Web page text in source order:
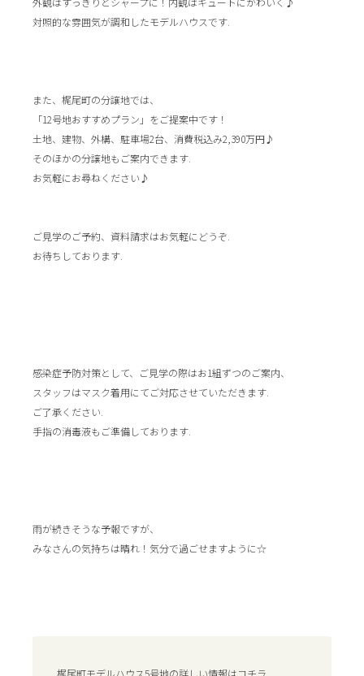
対照的な雰囲気が調和したモデルハウスです.
また、梶尾町の分譲地では、
「12号地おすすめプラン」をご提案中です！
土地、建物、外構、駐車場2台、消費税込み2,390万円♪
そのほかの分譲地もご案内できます.
お気軽にお尋ねください♪
ご見学のご予約、資料請求はお気軽にどうぞ.
お待ちしております.
感染症予防対策として、ご見学の際はお1組ずつのご案内、
スタッフはマスク着用にてご対応させていただきます.
ご了承ください.
手指の消毒液もご準備しております.
雨が続きそうな予報ですが、
みなさんの気持ちは晴れ！気分で過ごせますように☆
梶尾町モデルハウス5号地の詳しい情報はコチラ